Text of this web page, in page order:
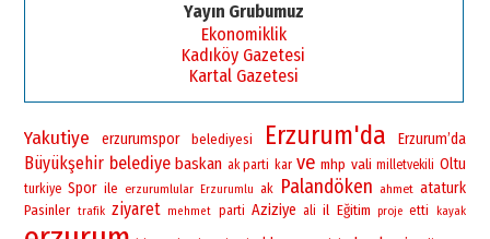
Yayın Grubumuz
Ekonomiklik
Kadıköy Gazetesi
Kartal Gazetesi
Yakutiye erzurumspor belediyesi Erzurum'da Erzurum’da
Büyükşehir belediye baskan ak parti kar ve mhp vali milletvekili Oltu
turkiye Spor ile erzurumlular Erzurumlu ak Palandöken ahmet ataturk
Pasinler trafik ziyaret mehmet parti Aziziye ali il Eğitim proje etti kayak